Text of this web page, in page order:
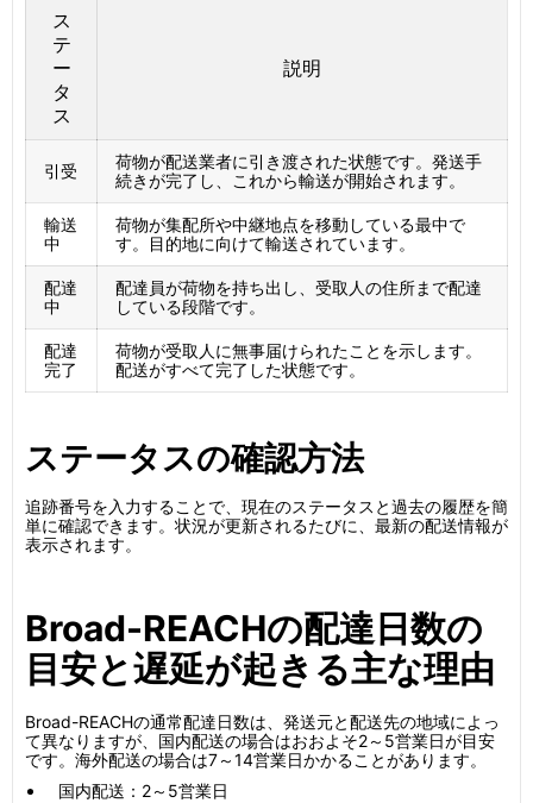
ス
テ
ー
タ
ス
説明
引受
荷物が配送業者に引き渡された状態です。発送手
続きが完了し、これから輸送が開始されます。
輸送
中
荷物が集配所や中継地点を移動している最中で
す。目的地に向けて輸送されています。
配達
中
配達員が荷物を持ち出し、受取人の住所まで配達
している段階です。
配達
完了
荷物が受取人に無事届けられたことを示します。
配送がすべて完了した状態です。
ステータスの確認方法
追跡番号を入力することで、現在のステータスと過去の履歴を簡
単に確認できます。状況が更新されるたびに、最新の配送情報が
表示されます。
Broad-REACHの配達日数の
目安と遅延が起きる主な理由
Broad-REACHの通常配達日数は、発送元と配送先の地域によっ
て異なりますが、国内配送の場合はおおよそ2～5営業日が目安
です。海外配送の場合は7～14営業日かかることがあります。
国内配送：2～5営業日